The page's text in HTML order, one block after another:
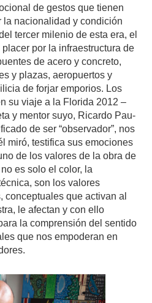
de gestos que tienen
la nacionalidad y condición
tercer milenio de esta era, el
por la infraestructura de
de acero y concreto,
y plazas, aeropuertos y
de forjar emporios. Los
su viaje a la Florida 2012 –
y mentor suyo, Ricardo Pau-
de ser “observador”, nos
miró, testifica sus emociones
de los valores de la obra de
es solo el color, la
son los valores
que activan al
le afectan y con ello
la comprensión del sentido
que nos empoderan en